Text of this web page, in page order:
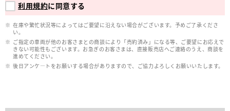
利用規約に同意する
在庫や繁忙状況等によってはご要望に沿えない場合がございます。予めご了承くださ
い。
ご指定の車両が他のお客さまとの商談により「売約済み」になる等、ご要望にお応えで
きない可能性もございます。お急ぎのお客さまは、直接販売店へご連絡のうえ、商談を
進めてください。
後日アンケ―トをお願いする場合がありますので、ご協力よろしくお願いいたします。